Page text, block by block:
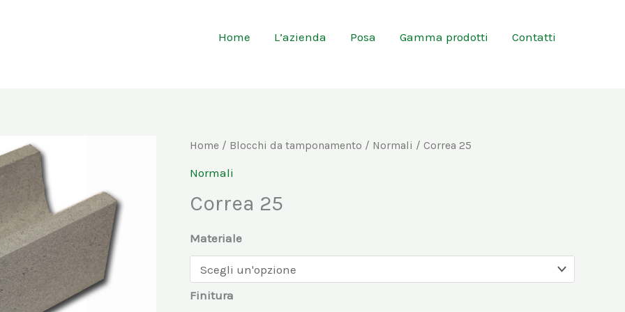
Home L’azienda Posa Gamma prodotti Contatti
Home / Blocchi da tamponamento / Normali / Correa 25
Normali
Correa 25
Materiale
Finitura
Correa
25